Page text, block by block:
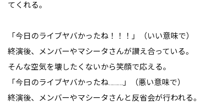
てくれる。
「今日のライブヤバかったね！！！」（いい意味で）
終演後、メンバーやマシータさんが讃え合っている。
そんな空気を壊したくないから笑顔で応える。
「今日のライブヤバかったね………」（悪い意味で）
終演後、メンバーやマシータさんと反省会が行われる。